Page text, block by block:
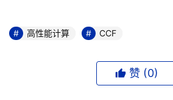
平台累计直播人气已突破29万。
一,CCF HPC China 2022从筹备到
高性能计算 CCF
赞 (0)